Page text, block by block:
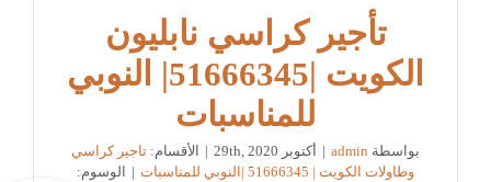
تأجير كراسي نابليون
الكويت |51666345| النوبي
للمناسبات
بواسطة admin
| أكتوبر 29th, 2020 | الأقسام: تاجير كراسي
وطاولات الكويت | 51666345 |النوبي للمناسبات
|
الوسوم: